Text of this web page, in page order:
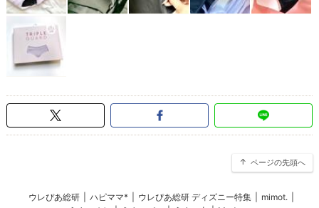
ページの先頭へ
ウレぴあ総研 ハピママ* ウレぴあ総研 ディズニー特集 mimot.